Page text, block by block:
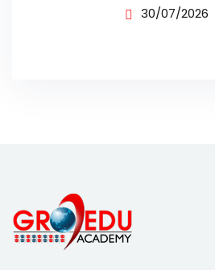
TANPA IKLAN
30/07/2026